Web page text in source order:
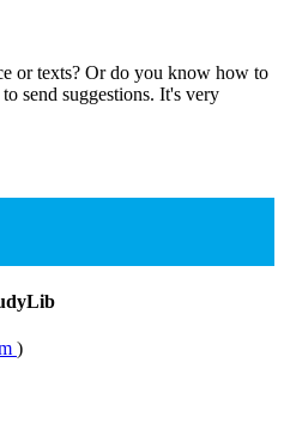
or texts? Or do you know how to
send suggestions. It's very
)